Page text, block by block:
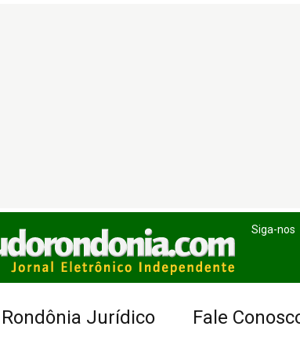
Siga-nos
Rondônia Jurídico Fale